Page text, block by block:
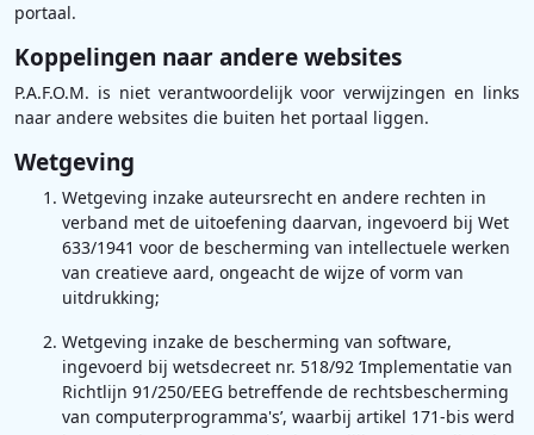
portaal.
Koppelingen naar andere websites
P.A.F.O.M. is niet verantwoordelijk voor verwijzingen en links
naar andere websites die buiten het portaal liggen.
Wetgeving
Wetgeving inzake auteursrecht en andere rechten in
verband met de uitoefening daarvan, ingevoerd bij Wet
633/1941 voor de bescherming van intellectuele werken
van creatieve aard, ongeacht de wijze of vorm van
uitdrukking;
Wetgeving inzake de bescherming van software,
ingevoerd bij wetsdecreet nr. 518/92 ‘Implementatie van
Richtlijn 91/250/EEG betreffende de rechtsbescherming
van computerprogramma's’, waarbij artikel 171-bis werd